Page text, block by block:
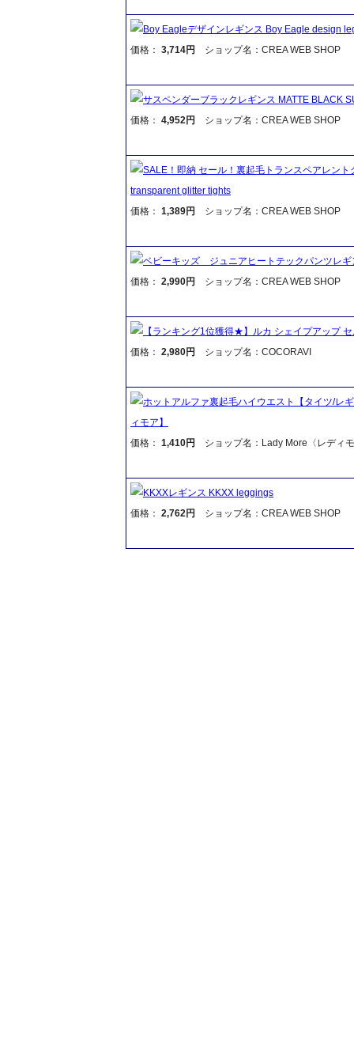
Boy Eagleデザインレギンス Boy Eagle design
価格： 3,714円 ショップ名：CREA WEB SHOP
サスペンダーブラックレギンス MATTE BLACK
価格： 4,952円 ショップ名：CREA WEB SHOP
SALE！即納 セール！裏起毛トランスペアレン
transparent glitter tights
価格： 1,389円 ショップ名：CREA WEB SHOP
ベビーキッズ ジュニアヒートテックパンツレ
価格： 2,990円 ショップ名：CREA WEB SHOP
【ランキング1位獲得★】ルカ シェイプアップ
価格： 2,980円 ショップ名：COCORAVI
ホットアルファ裏起毛ハイウエスト【タイツ/
ィモア】
価格： 1,410円 ショップ名：Lady More〈レディ
KKXXレギンス KKXX leggings
価格： 2,762円 ショップ名：CREA WEB SHOP